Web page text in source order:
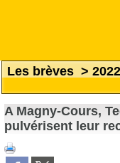
Les brèves > 2022
A Magny-Cours,
pulvérisent leur